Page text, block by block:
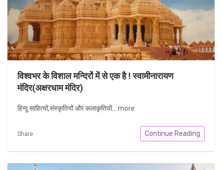
विश्वभर के विशाल मन्दिरों में से एक है ! स्वामीनारायण
मंदिर(अक्षरधाम मंदिर)
हिन्दू साहित्यों,संस्कृतियों और कलाकृतियों... more
Share Continue Reading